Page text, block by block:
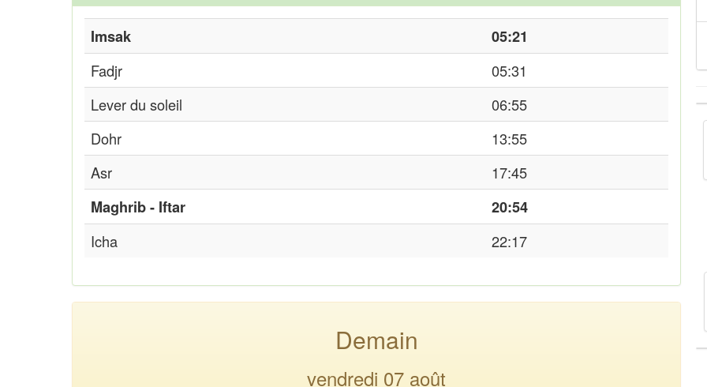
Imsak
05:21
Fadjr
05:31
Lever du soleil
06:55
Dohr
13:55
Asr
17:45
Maghrib - Iftar
20:54
Icha
22:17
Demain
vendredi 07 août